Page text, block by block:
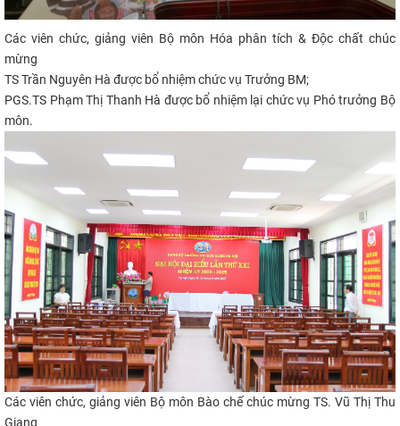
Các viên chức, giảng viên Bộ môn Hóa phân tích & Độc chất chúc
mừng
TS Trần Nguyên Hà được bổ nhiệm chức vụ Trưởng BM;
PGS.TS Phạm Thị Thanh Hà được bổ nhiệm lại chức vụ Phó trưởng Bộ
môn.
Các viên chức, giảng viên Bộ môn Bào chếchúc mừng TS. Vũ Thị Thu
Giang